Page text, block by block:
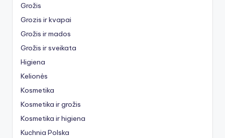
Grožis
Grozis ir kvapai
Grožis ir mados
Grožis ir sveikata
Higiena
Kelionės
Kosmetika
Kosmetika ir grožis
Kosmetika ir higiena
Kuchnia Polska